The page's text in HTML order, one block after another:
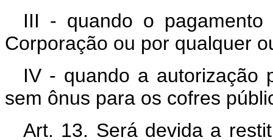
III - quando o
Corporação ou por qualquer
IV - quando a autorização
sem ônus para os cofres
Art. 13. Será devida a